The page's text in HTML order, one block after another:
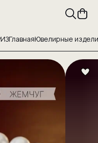
ГлавнаяЮвелирные